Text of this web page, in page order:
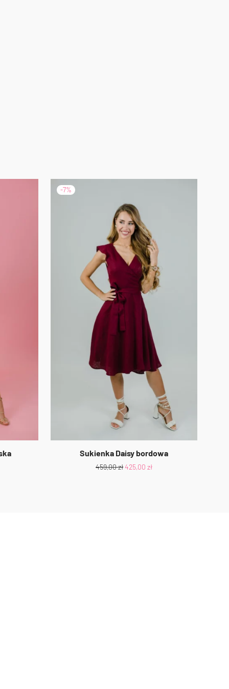
-7%
Sukienka Daisy bordowa
459,00zł425,00 zł